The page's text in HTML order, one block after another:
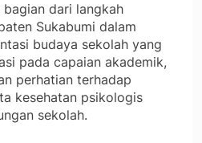
bagian dari langkah
Sukabumi dalam
budaya sekolah yang
pada capaian akademik,
perhatian terhadap
kesehatan psikologis
sekolah.